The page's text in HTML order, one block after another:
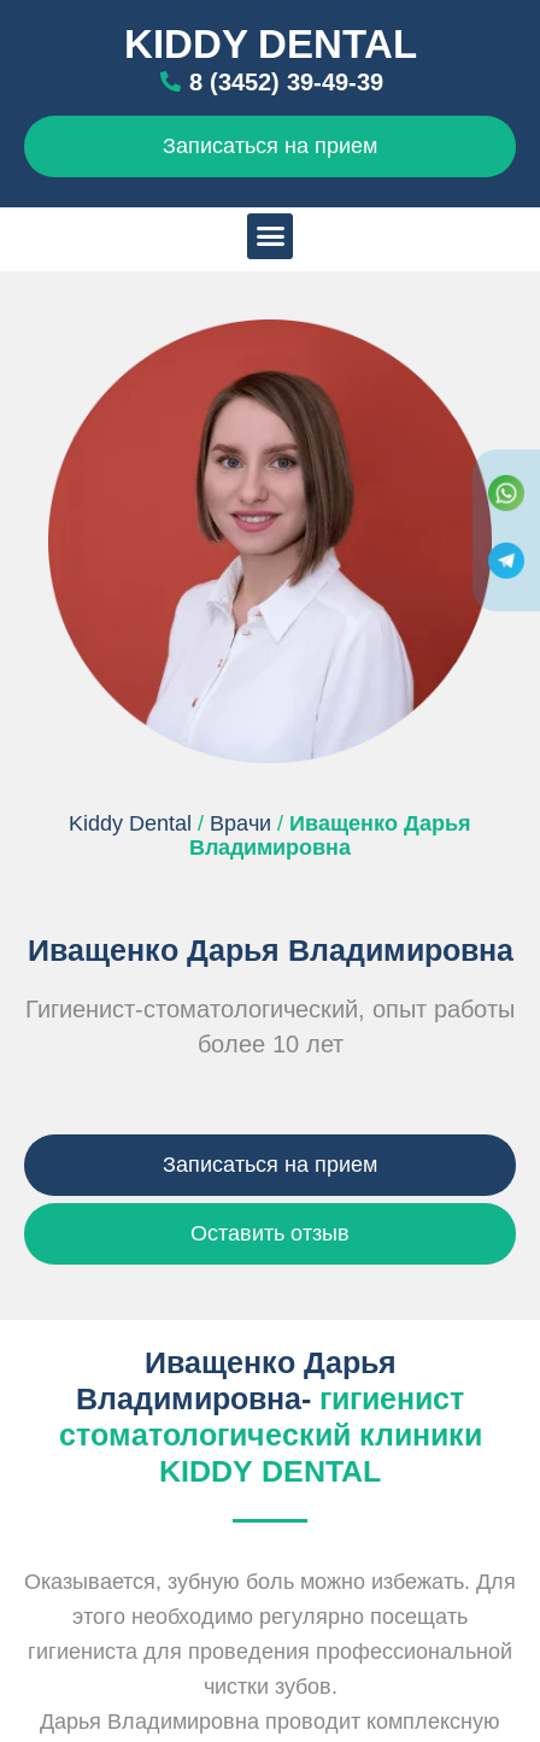
KIDDY DENTAL
8 (3452) 39-49-39
Записаться на прием
Kiddy Dental / Врачи / Иващенко Дарья
Владимировна
Иващенко Дарья Владимировна
Гигиенист-стоматологический, опыт работы
более 10 лет
Записаться на прием
Оставить отзыв
Иващенко Дарья
Владимировна- гигиенист
стоматологический клиники
KIDDY DENTAL
Оказывается, зубную боль можно избежать. Для
этого необходимо регулярно посещать
гигиениста для проведения профессиональной
чистки зубов.
Дарья Владимировна проводит комплексную